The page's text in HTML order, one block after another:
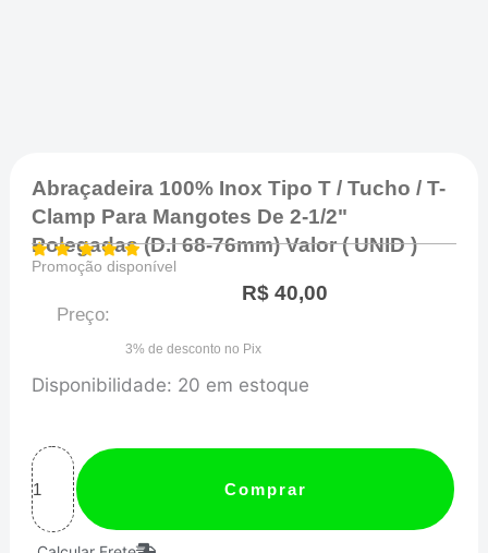
Abraçadeira 100% Inox Tipo T / Tucho / T-
Clamp Para Mangotes De 2-1/2"
Polegadas (D.I 68-76mm) Valor ( UNID )
Promoção disponível
Preço:
R$ 40,00
3% de desconto no Pix
Disponibilidade: 20 em estoque
Abraçadeira
Inox
tipo
T
Comprar